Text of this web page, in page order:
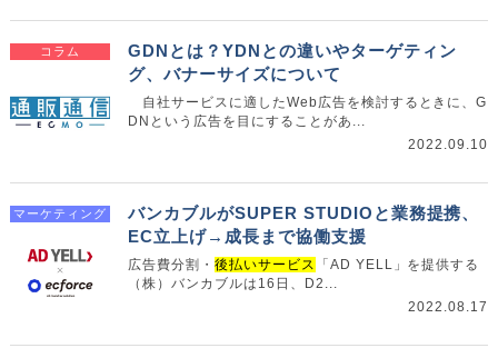
コラム
GDNとは？YDNとの違いやターゲティン
グ、バナーサイズについて
自社サービスに適したWeb広告を検討するときに、G
DNという広告を目にすることがあ...
2022.09.10
マーケティング
バンカブルがSUPER STUDIOと業務提携、
EC立上げ→成長まで協働支援
広告費分割・後払いサービス
「AD YELL」を提供する
（株）バンカブルは16日、D2...
2022.08.17